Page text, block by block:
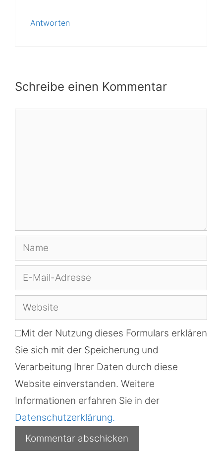
Antworten
Schreibe einen Kommentar
Name
E-
Mail-
Adresse
Website
Mit der Nutzung dieses Formulars erklären
Sie sich mit der Speicherung und
Verarbeitung Ihrer Daten durch diese
Website einverstanden. Weitere
Informationen erfahren Sie in der
Datenschutzerklärung.